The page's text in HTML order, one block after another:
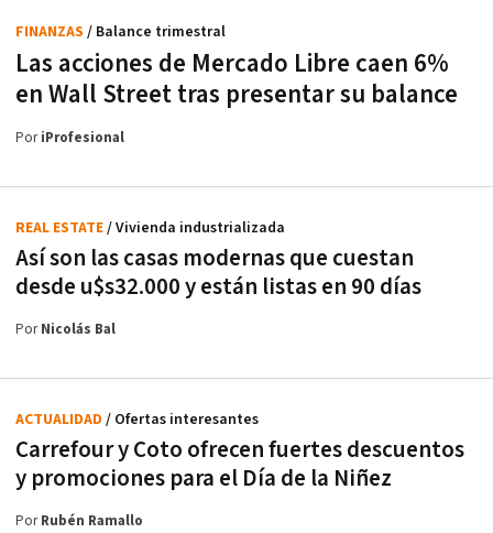
Las acciones de Mercado Libre caen 6%
en Wall Street tras presentar su balance
FINANZAS / Balance trimestral
PoriProfesional
Así son las casas modernas que cuestan
desde u$s32.000 y están listas en 90 días
REAL ESTATE/ Vivienda industrializada
PorNicolás Bal
Carrefour y Coto ofrecen fuertes descuentos
y promociones para el Día de la Niñez
ACTUALIDAD / Ofertas interesantes
PorRubén Ramallo